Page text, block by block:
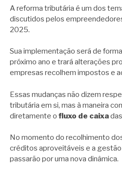
A reforma tributária é um dos
discutidos pelos
2025.
Sua implementação será de
próximo ano e trará alterações
empresas recolhem impostos e
Essas mudanças não dizem
tributária em si, mas à maneira
diretamente o fluxo de caixa
No momento do recolhimento
créditos aproveitáveis e a
passarão por uma nova dinâmica.